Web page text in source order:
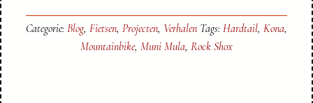
Categorie: Blog, Fietsen, Projecten, Verhalen Tags: Hardtail, Kona,
Mountainbike, Muni Mula, Rock Shox